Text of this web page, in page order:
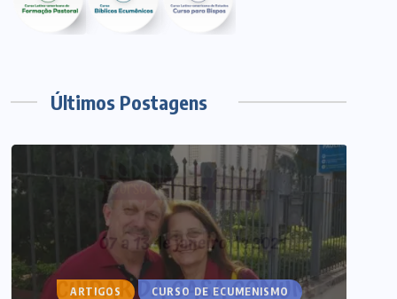
Últimos Postagens
ARTIGOS CURSO DE ECUMENISMO